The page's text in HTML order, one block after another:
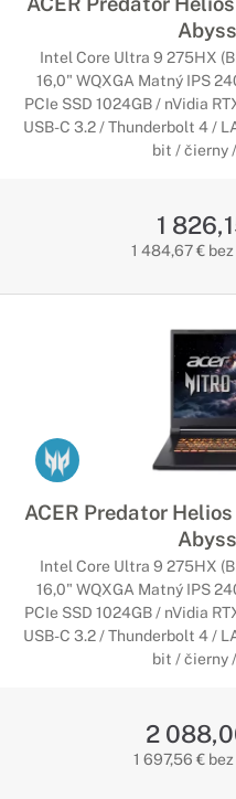
Intel Core Ultra 9 275HX
16,0" WQXGA Matný IPS
PCIe SSD 1024GB / nVidia
USB-C 3.2 / Thunderbolt 4 /
bit / čierny
1
1 484,67 € bez
ACER Predator
Intel Core Ultra 9 275HX
16,0" WQXGA Matný IPS
PCIe SSD 1024GB / nVidia
USB-C 3.2 / Thunderbolt 4 /
bit / čierny
2
1 697,56 €